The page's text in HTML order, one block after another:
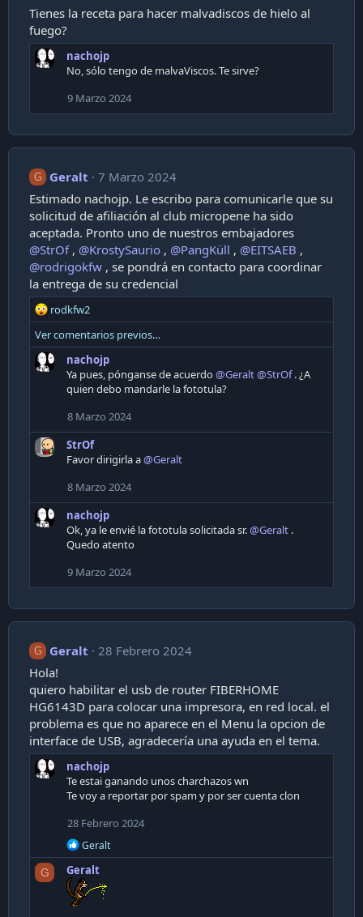
Tienes la receta para hacer malvadiscos de hielo al
fuego?
nachojp
No, sólo tengo de malvaViscos. Te sirve?
9 Marzo 2024
G Geralt
7 Marzo 2024
Estimado nachojp. Le escribo para comunicarle que su
solicitud de afiliación al club micropene ha sido
aceptada. Pronto uno de nuestros embajadores
@StrOf, @KrostySaurio , @PangKüll , @EITSAEB ,
@rodrigokfw , se pondrá en contacto para coordinar
la entrega de su credencial
R
e
a
c
t
:
rodkfw2
Ver comentarios previos…
nachojp
Ya pues, pónganse de acuerdo@Geralt@StrOf. ¿A
quien debo mandarle la fototula?
8 Marzo 2024
StrOf
Favor dirigirla a@Geralt
8 Marzo 2024
nachojp
Ok, ya le envié la fototula solicitada sr.@Geralt .
Quedo atento
9 Marzo 2024
G Geralt
28 Febrero 2024
Hola!
quiero habilitar el usb de router FIBERHOME
HG6143D para colocar una impresora, en red local. el
problema es que no aparece en el Menu la opcion de
interface de USB, agradecería una ayuda en el tema.
nachojp
Te estai ganando unos charchazos wn
Te voy a reportar por spam y por ser cuenta clon
28 Febrero 2024
R
e
a
c
t
Geralt
G Geralt